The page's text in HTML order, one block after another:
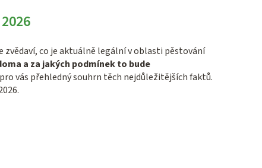
zvědaví, co je aktuálně legální v oblasti pěstování
a za jakých podmínek to bude
vás přehledný souhrn těch nejdůležitějších faktů.